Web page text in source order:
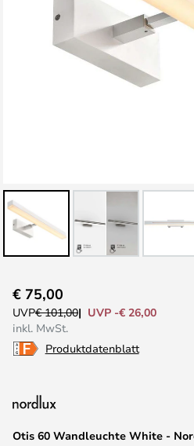
Anfang
der
Bildgalerie
springen
Otis 60 Wandleuchte White -
€ 75,00
UVP€ 101,00
UVP -€ 26,00
inkl. MwSt.
Produktdatenblatt